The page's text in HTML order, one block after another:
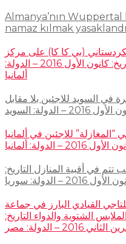
Almanya’nın
namaz kılmak yasaklandı
(بي كا كا) على مركز
ثقافيّ تركيّ في هامبورغ التاريخ: كانون الأول 2016 – الدولة:
ألمانيا
في السويد للاجئين بلا مقابل
– الدولة: السويد
للاجئين في ألمانيا
– الدولة: ألمانيا
تتم في أقبية المنازل التاريخ:
2016 – الدولة: سوريا
القيادي البارز في جماعة
الشتوية والدواء التاريخ:
2016 – الدولة: مصر